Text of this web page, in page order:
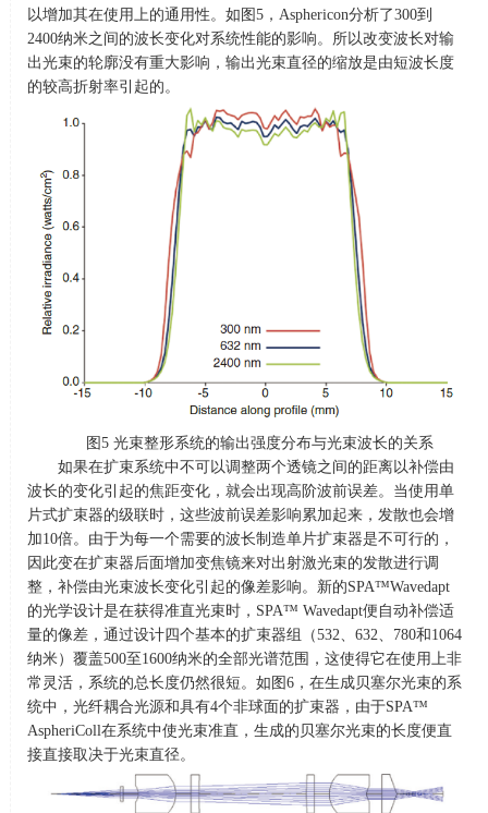
以增加其在使用上的通用性。如图 5， Asphericon分析了300到
2400纳米之间的波长变化对系统性能的影响。所以改变波长对输
出光束的轮廓没有重大影响，输出光束直径的缩放是由短波长度
的较高折射率引起的。
图 5 光束整形系统的输出强度分布与光束波长的关系
如果在扩束系统中不可以调整两个透镜之间的距离以补偿由
波长的变化引起的焦距变化，就会出现高阶波前误差。当使用单
片式扩束器的级联时，这些波前误差影响累加起来，发散也会增
加10倍。由于为每一个需要的波长制造单片扩束器是不可行的，
因此变在扩束器后面增加变焦镜来对出射激光束的发散进行调
整，补偿由光束波长变化引起的像差影响。新的SPA™Wavedapt
的光学设计是在获得准直光束时， SPA™ Wavedapt便自动补偿适
量的像差，通过设计四个基本的扩束器组（532、 632、 780和 1064
纳米）覆盖500至 1600纳米的全部光谱范围，这使得它在使用上非
常灵活，系统的总长度仍然很短。如图 6，在生成贝塞尔光束的系
统中，光纤耦合光源和具有4个非球面的扩束器，由于SPA™
AspheriColl在系统中使光束准直，生成的贝塞尔光束的长度便直
接直接取决于光束直径。